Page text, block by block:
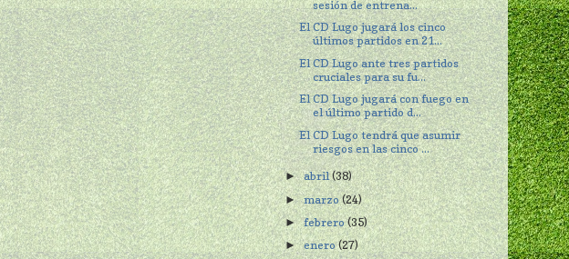
sesión de entrena...
El CD Lugo jugará los cinco
últimos partidos en 21...
El CD Lugo ante tres partidos
cruciales para su fu...
El CD Lugo jugará con fuego en
el último partido d...
El CD Lugo tendrá que asumir
riesgos en las cinco ...
►abril(38)
►marzo(24)
►febrero(35)
►enero(27)